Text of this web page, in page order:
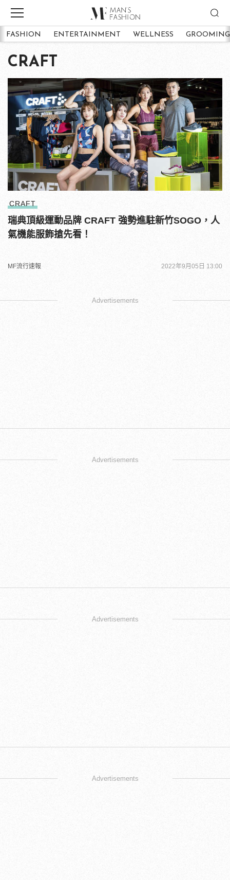
FASHION ENTERTAINMENT WELLNESS GROOMING
CRAFT
CRAFT
瑞典頂級運動品牌 CRAFT 強勢進駐新竹SOGO，人
氣機能服飾搶先看！
MF流行速報 2022年9月05日 13:00
Advertisements
Advertisements
Advertisements
Advertisements